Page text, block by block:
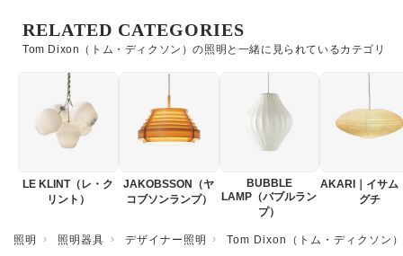
Tom Dixon（トム・ディクソン）の照明と一緒に見られているカテゴリ
RELATED CATEGORIES
LE KLINT（レ・ク
リント）
JAKOBSSON（ヤ
コブソンランプ）
BUBBLE
LAMP（バブルラン
プ）
AKARI｜イサム
グチ
照明 照明器具 デザイナー照明 Tom Dixon（トム・ディクソン